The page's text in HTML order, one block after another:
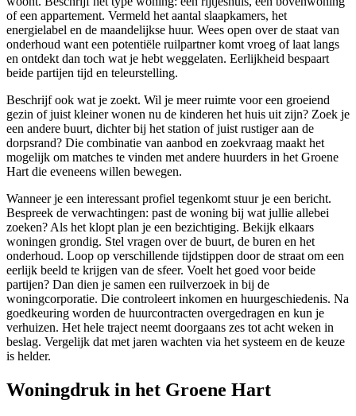
of een appartement. Vermeld het aantal slaapkamers, het
energielabel en de maandelijkse huur. Wees open over de staat van
onderhoud want een potentiële ruilpartner komt vroeg of laat langs
en ontdekt dan toch wat je hebt weggelaten. Eerlijkheid bespaart
beide partijen tijd en teleurstelling.
Beschrijf ook wat je zoekt. Wil je meer ruimte voor een groeiend
gezin of juist kleiner wonen nu de kinderen het huis uit zijn? Zoek je
een andere buurt, dichter bij het station of juist rustiger aan de
dorpsrand? Die combinatie van aanbod en zoekvraag maakt het
mogelijk om matches te vinden met andere huurders in het Groene
Hart die eveneens willen bewegen.
Wanneer je een interessant profiel tegenkomt stuur je een bericht.
Bespreek de verwachtingen: past de woning bij wat jullie allebei
zoeken? Als het klopt plan je een bezichtiging. Bekijk elkaars
woningen grondig. Stel vragen over de buurt, de buren en het
onderhoud. Loop op verschillende tijdstippen door de straat om een
eerlijk beeld te krijgen van de sfeer. Voelt het goed voor beide
partijen? Dan dien je samen een ruilverzoek in bij de
woningcorporatie. Die controleert inkomen en huurgeschiedenis. Na
goedkeuring worden de huurcontracten overgedragen en kun je
verhuizen. Het hele traject neemt doorgaans zes tot acht weken in
beslag. Vergelijk dat met jaren wachten via het systeem en de keuze
is helder.
Woningdruk in het Groene Hart